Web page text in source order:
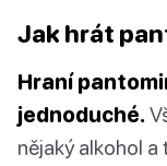
Jak hrát
Hraní
jednoduché.
nějaký alkohol